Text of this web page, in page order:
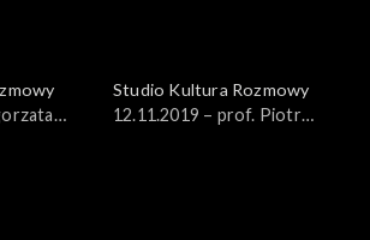
Studio Kultura Rozmowy
12.11.2019 – prof. Piotr